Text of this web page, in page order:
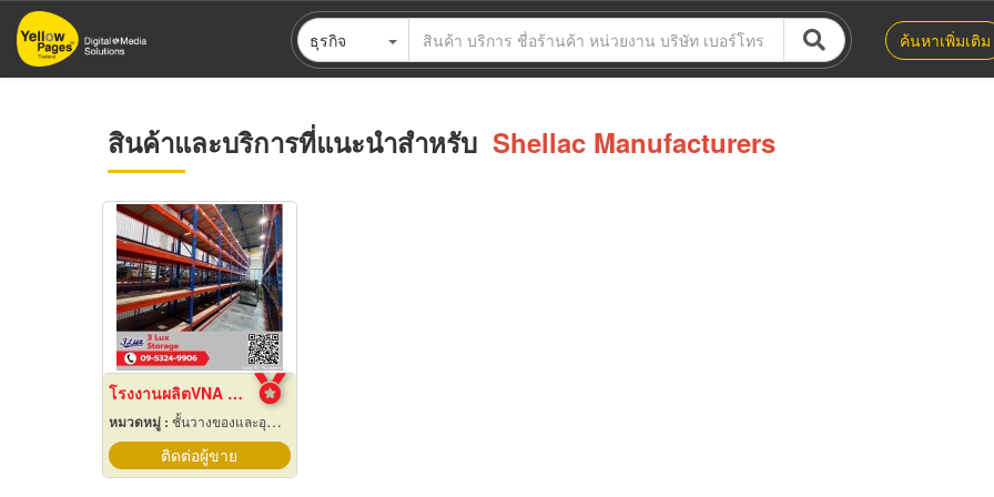
ข้าม
ไป
ธุรกิจ ค้นหาเพิ่มเติม
สินค้าและบริการที่แนะนำสำหรับ Shellac Manufacturers
โรงงานผลิตVNA Racks
หมวดหมู่ : ชั้นวางของและอุปกรณ์
ติดต่อผู้ขาย